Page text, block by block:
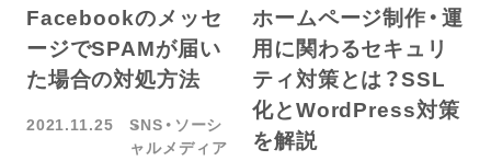
Facebookのメッセ
ージでSPAMが届い
た場合の対処方法
2021.11.25
SNS・ソーシ
ャルメディア
ホームページ制作・運
用に関わるセキュリ
ティ対策とは？SSL
化とWordPress対策
を解説